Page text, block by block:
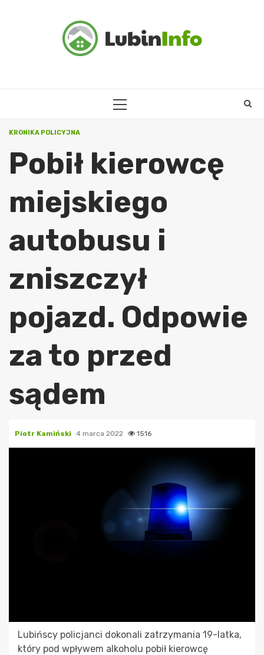
PRIMARY
KRONIKA POLICYJNA
Pobił kierowcę
miejskiego
autobusu i
zniszczył
pojazd. Odpowie
za to przed
sądem
Piotr Kamiński 4 marca 2022 1516
Lubińscy policjanci dokonali zatrzymania 19-latka,
który pod wpływem alkoholu pobił kierowcę